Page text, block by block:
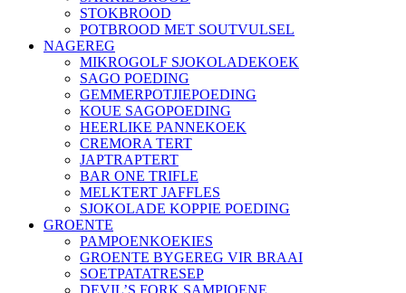
STOKBROOD
POTBROOD MET SOUTVULSEL
NAGEREG
MIKROGOLF SJOKOLADEKOEK
SAGO POEDING
GEMMERPOTJIEPOEDING
KOUE SAGOPOEDING
HEERLIKE PANNEKOEK
CREMORA TERT
JAPTRAPTERT
BAR ONE TRIFLE
MELKTERT JAFFLES
SJOKOLADE KOPPIE POEDING
GROENTE
PAMPOENKOEKIES
GROENTE BYGEREG VIR BRAAI
SOETPATATRESEP
DEVIL’S FORK SAMPIOENE